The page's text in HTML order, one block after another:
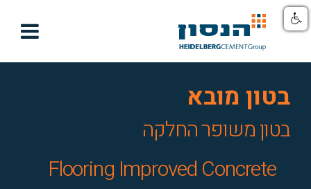

בטון מובא
בטון משופר החלקה
Flooring Improved Concrete